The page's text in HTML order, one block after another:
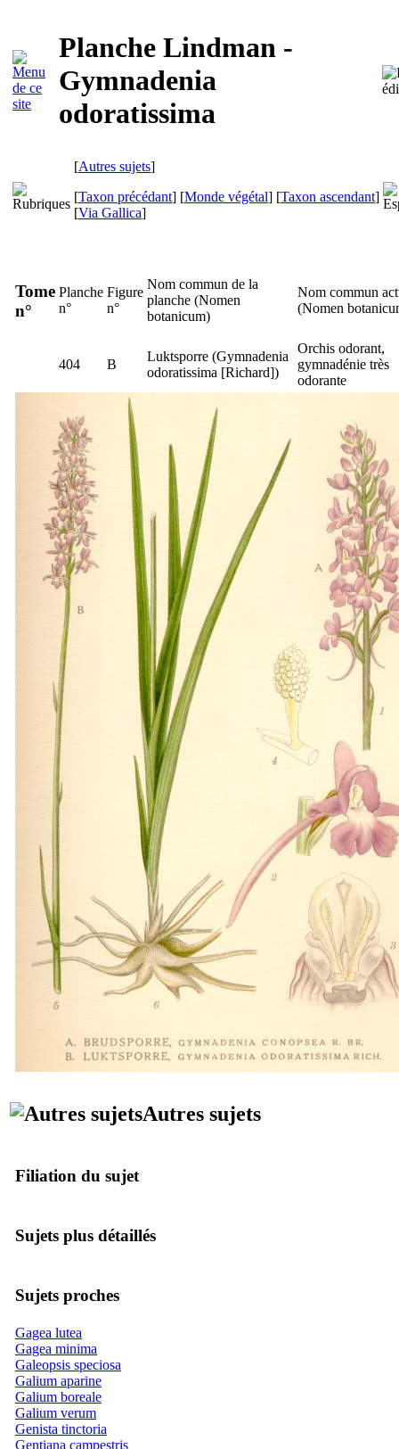
Planche Lindman -
Gymnadenia
odoratissima
[Autres sujets]
[Taxon précédant] [Monde végétal] [Taxon ascendant]
[Via Gallica]
Tome
n°
Planche
n°
Figure
n°
Nom commun de la
planche (Nomen
botanicum)
Nom commun
(Nomen
404 B
Luktsporre (Gymnadenia
odoratissima [Richard])
Orchis odorant,
gymnadénie très
odorante
Autres sujets
Filiation du sujet
Sujets plus détaillés
Sujets proches
Gagea lutea
Gagea minima
Galeopsis speciosa
Galium aparine
Galium boreale
Galium verum
Genista tinctoria
Gentiana campestris